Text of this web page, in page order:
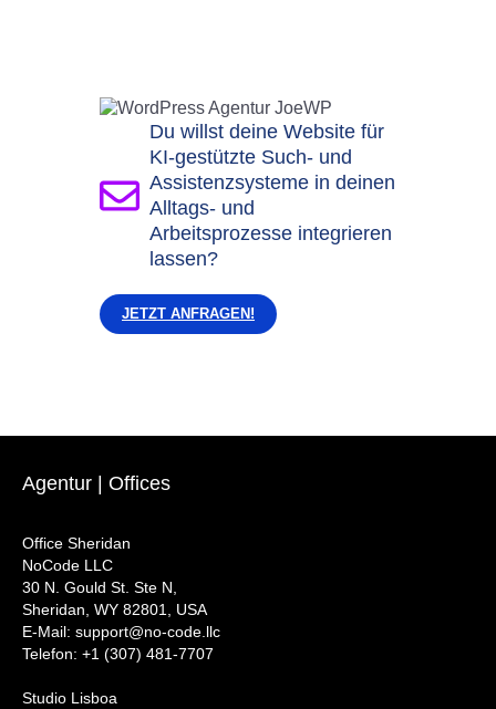
Du willst deine Website für
KI-gestützte Such- und
Assistenzsysteme in deinen
Alltags- und
Arbeitsprozesse integrieren
lassen?
JETZT ANFRAGEN!
Agentur | Offices
Office Sheridan
NoCode LLC
30 N. Gould St. Ste N,
Sheridan, WY 82801, USA
‍E-Mail: support@no-code.llc
Telefon: +1 (307) 481-7707
Studio Lisboa